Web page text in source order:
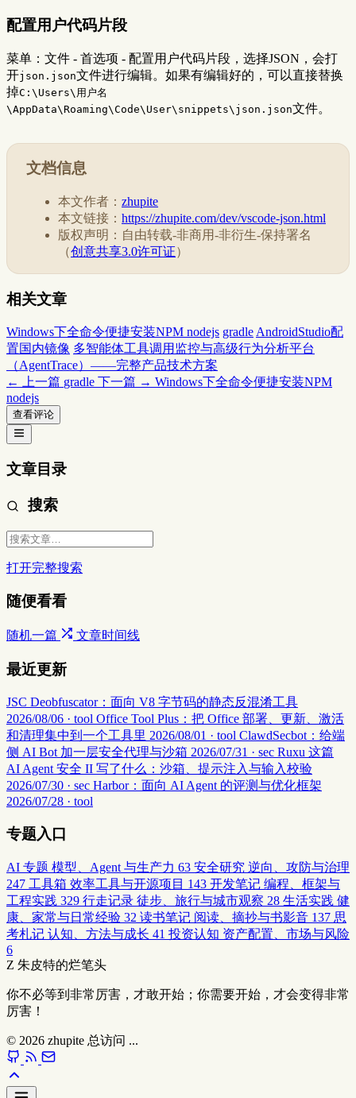
配置用户代码片段
菜单：文件 - 首选项 - 配置用户代码片段，选择JSON，会打
开json.json文件进行编辑。如果有编辑好的，可以直接替换
掉C:\Users\用户名
\AppData\Roaming\Code\User\snippets\json.json文件。
文档信息
本文作者： zhupite
本文链接： https://zhupite.com/dev/vscode-json.html
版权声明：自由转载-非商用-非衍生-保持署名
（创意共享3.0许可证）
相关文章
Windows下全命令便捷安装NPM nodejs gradleAndroidStudio配
置国内镜像 多智能体工具调用监控与高级行为分析平台
（AgentTrace）——完整产品技术方案
← 上一篇 gradle 下一篇 → Windows下全命令便捷安装NPM
nodejs
查看评论
文章目录
搜索
打开完整搜索
随便看看
随机一篇 文章时间线
最近更新
JSC Deobfuscator：面向 V8 字节码的静态反混淆工具
2026/08/06 · tool Office Tool Plus：把 Office 部署、更新、激活
和清理集中到一个工具里 2026/08/01 · tool ClawdSecbot：给端
侧 AI Bot 加一层安全代理与沙箱 2026/07/31 · sec Ruxu 这篇
AI Agent 安全 II 写了什么：沙箱、提示注入与输入校验
2026/07/30 · sec Harbor：面向 AI Agent 的评测与优化框架
2026/07/28 · tool
专题入口
AI 专题 模型、Agent 与生产力 63 安全研究 逆向、攻防与治理
247 工具箱 效率工具与开源项目 143 开发笔记 编程、框架与
工程实践 329 行走记录 徒步、旅行与城市观察 28 生活实践 健
康、家常与日常经验 32 读书笔记 阅读、摘抄与书影音 137 思
考札记 认知、方法与成长 41 投资认知 资产配置、市场与风险
6
Z 朱皮特的烂笔头
你不必等到非常厉害，才敢开始；你需要开始，才会变得非常
厉害！
© 2026 zhupite 总访问 ...